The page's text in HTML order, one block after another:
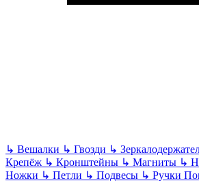
↳ Вешалки ↳ Гвозди ↳
Крепёж ↳ Кронштейны ↳ Магниты ↳
Ножки ↳ Петли ↳ Подвесы ↳ Ручки